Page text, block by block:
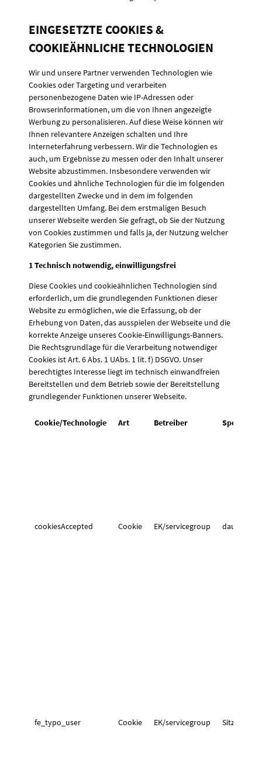
EINGESETZTE COOKIES &
COOKIEÄHNLICHE TECHNOLOGIEN
Wir und unsere Partner verwenden Technologien wie
Cookies oder Targeting und verarbeiten
personenbezogene Daten wie IP-Adressen oder
Browserinformationen, um die von Ihnen angezeigte
Werbung zu personalisieren. Auf diese Weise können wir
Ihnen relevantere Anzeigen schalten und Ihre
Interneterfahrung verbessern. Wir die Technologien es
auch, um Ergebnisse zu messen oder den Inhalt unserer
Website abzustimmen. Insbesondere verwenden wir
Cookies und ähnliche Technologien für die im folgenden
dargestellten Zwecke und in dem im folgenden
dargestellten Umfang. Bei dem erstmaligen Besuch
unserer Webseite werden Sie gefragt, ob Sie der Nutzung
von Cookies zustimmen und falls ja, der Nutzung welcher
Kategorien Sie zustimmen.
1 Technisch notwendig, einwilligungsfrei
Diese Cookies und cookieähnlichen Technologien sind
erforderlich, um die grundlegenden Funktionen dieser
Website zu ermöglichen, wie die Erfassung, ob der
Erhebung von Daten, das ausspielen der Webseite und die
korrekte Anzeige unseres Cookie-Einwilligungs-Banners.
Die Rechtsgrundlage für die Verarbeitung notwendiger
Cookies ist Art. 6 Abs. 1 UAbs. 1 lit. f) DSGVO. Unser
berechtigtes Interesse liegt im technisch einwandfreien
Bereitstellen und dem Betrieb sowie der Bereitstellung
grundlegender Funktionen unserer Webseite.
Cookie/Technologie Art Betreiber
cookiesAccepted Cookie EK/servicegroup dauerhaft
fe_typo_user Cookie EK/servicegroup Sitzung